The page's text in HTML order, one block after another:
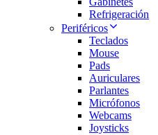
Refrigeración
Periféricos
Teclados
Mouse
Pads
Auriculares
Parlantes
Micrófonos
Webcams
Joysticks